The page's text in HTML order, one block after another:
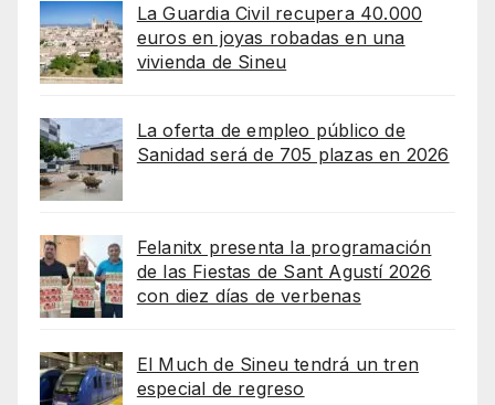
La Guardia Civil recupera 40.000
euros en joyas robadas en una
vivienda de Sineu
La oferta de empleo público de
Sanidad será de 705 plazas en 2026
Felanitx presenta la programación
de las Fiestas de Sant Agustí 2026
con diez días de verbenas
El Much de Sineu tendrá un tren
especial de regreso